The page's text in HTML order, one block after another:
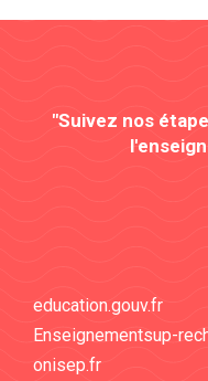
"Suivez nos
education.gouv.fr
Enseignementsup-
onisep.fr